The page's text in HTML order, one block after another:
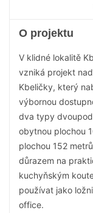
O projektu
V klidné lokalitě
vzniká projekt
Kbeličky, který
výbornou
dva typy
obytnou plochou
plochou 152
důrazem na
kuchyňským
používat jako
office.